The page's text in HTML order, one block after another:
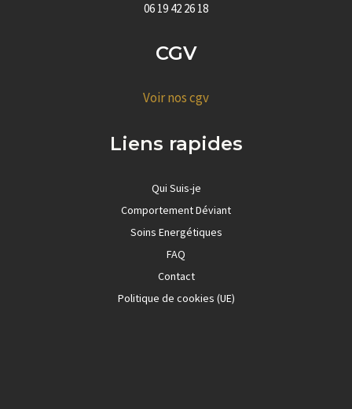
06 19 42 26 18
CGV
Voir nos cgv
Liens rapides
Qui Suis-je
Comportement Déviant
Soins Energétiques
FAQ
Contact
Politique de cookies (UE)